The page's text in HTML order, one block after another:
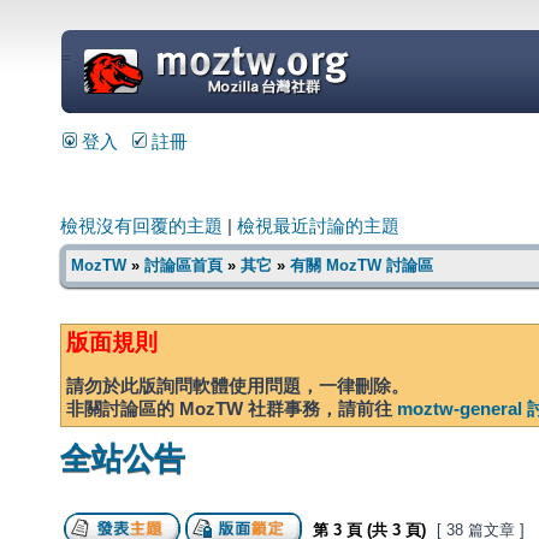
=
登入 註冊
檢視沒有回覆的主題 檢視最近討論的主題
MozTW» 討論區首頁 » 其它 » 有關 MozTW 討論區
版面規則
請勿於此版詢問軟體使用問題，一律刪除。
非關討論區的 MozTW 社群事務，請前往 moztw-general
全站公告
第 3 頁 (共 3 頁) [ 38 篇文章 ]